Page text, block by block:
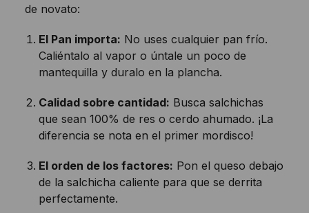
de novato:
El Pan importa: No uses cualquier pan frío.
Caliéntalo al vapor o úntale un poco de
mantequilla y duralo en la plancha.
Calidad sobre cantidad: Busca salchichas
que sean 100% de res o cerdo ahumado. ¡La
diferencia se nota en el primer mordisco!
El orden de los factores: Pon el queso debajo
de la salchicha caliente para que se derrita
perfectamente.